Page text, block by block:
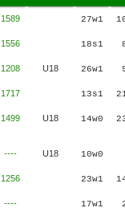
1589 27w1
1556 18s1
1208 U18 26w1
1717 13s1
1499 U18 14w0
---- U18 10w0
1256 23w1
---- 17w1